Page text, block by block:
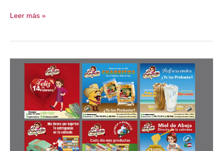
Petrec
Cuadrados
Leer más »